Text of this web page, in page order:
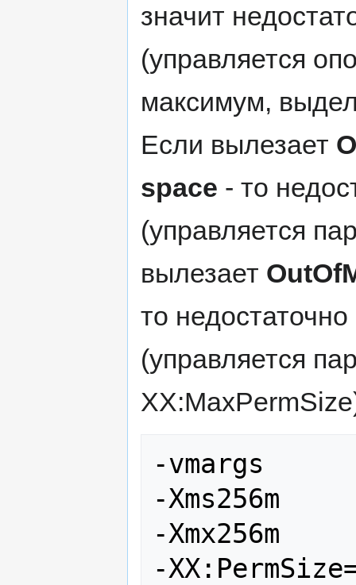
значит
(управляется
максимум,
Если вылезает
space - то
(управляется
вылезает
то
(управляется
-vmargs
-Xms256m
-Xmx256m
-